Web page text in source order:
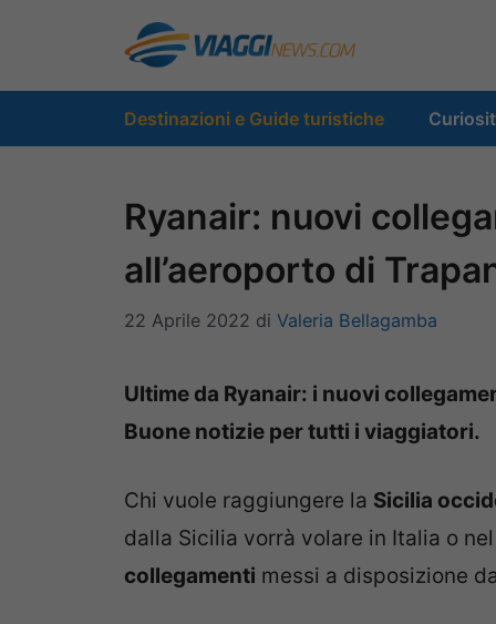
contenuto
Destinazioni e Guide turistiche
Ryanair: nuovi
all’aeroporto di
22 Aprile 2022 di Valeria Bellagamba
Ultime da Ryanair: i nuovi
Buone notizie per tutti i viaggiatori.
Chi vuole raggiungere la Sicilia
dalla Sicilia vorrà volare in Italia o nel
collegamenti messi a disposizione da